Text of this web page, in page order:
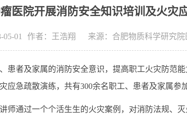
医院开展消防安全知识培训及火灾
01 作者： 王浩翔 来源： 合肥物质科学研究
患者及家属的消防安全意识，提高职工火灾防范能
应急疏散演练， 共有300余名职工、患者及家属参加
讲师通过一个个活生生的火灾案例，对消防法规、